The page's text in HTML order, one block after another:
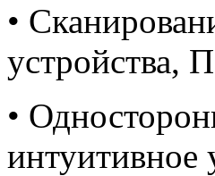
•
устройства,
•
интуитивное